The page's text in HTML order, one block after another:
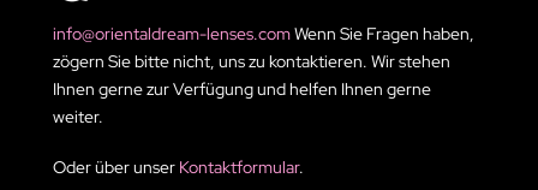
info@orientaldream-lenses.comWenn Sie Fragen haben,
zögern Sie bitte nicht, uns zu kontaktieren. Wir stehen
Ihnen gerne zur Verfügung und helfen Ihnen gerne
weiter.
Oder über unser Kontaktformular.